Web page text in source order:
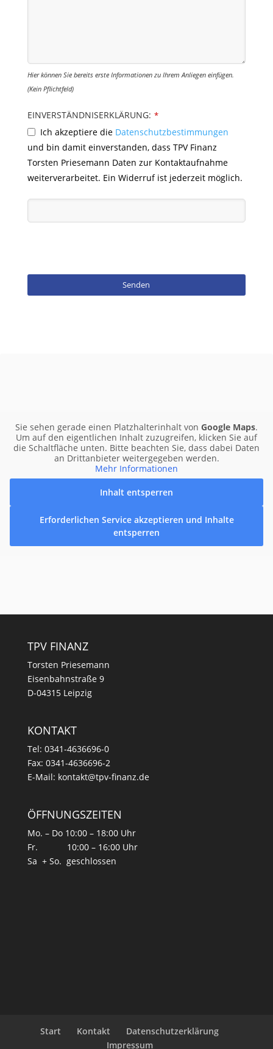
Hier können Sie bereits erste Informationen zu Ihrem Anliegen einfügen.
(Kein Pflichtfeld)
EINVERSTÄNDNISERKLÄRUNG: *
Ich akzeptiere die Datenschutzbestimmungen
und bin damit einverstanden, dass TPV Finanz
Torsten Priesemann Daten zur Kontaktaufnahme
weiterverarbeitet. Ein Widerruf ist jederzeit möglich.
Senden
Sie sehen gerade einen Platzhalterinhalt von Google Maps.
Um auf den eigentlichen Inhalt zuzugreifen, klicken Sie auf
die Schaltfläche unten. Bitte beachten Sie, dass dabei Daten
an Drittanbieter weitergegeben werden.
Mehr Informationen
Inhalt entsperren
Erforderlichen Service akzeptieren und Inhalte
entsperren
TPV FINANZ
Torsten Priesemann
Eisenbahnstraße 9
D-04315 Leipzig
KONTAKT
Tel: 0341-4636696-0
Fax: 0341-4636696-2
E-Mail: kontakt@tpv-finanz.de
ÖFFNUNGSZEITEN
Mo. – Do 10:00 – 18:00 Uhr
Fr. 10:00 – 16:00 Uhr
Sa + So. geschlossen
Start Kontakt
Datenschutzerklärung
Impressum